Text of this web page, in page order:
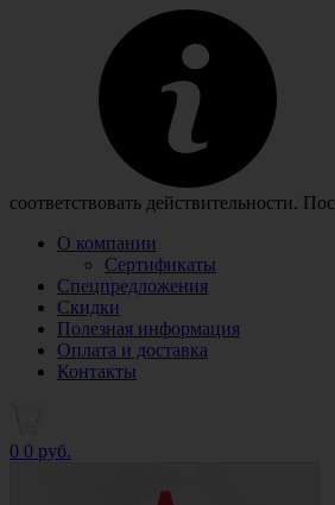
соответствовать действительности.
О компании
Сертификаты
Спецпредложения
Скидки
Полезная информация
Оплата и доставка
Контакты
0 0 руб.